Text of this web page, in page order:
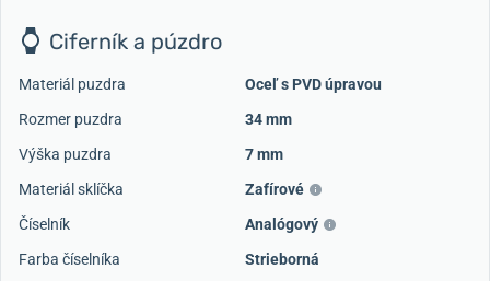
Ciferník a púzdro
Materiál puzdra
Oceľ s PVD úpravou
Rozmer puzdra
34 mm
Výška puzdra
7 mm
Materiál sklíčka
Zafírové
Číselník
Analógový
Farba číselníka
Strieborná